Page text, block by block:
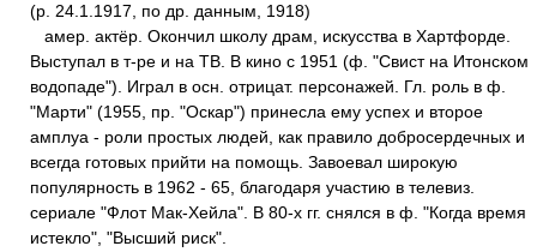
(р. 24.1.1917, по др. данным, 1918)
амер. актёр. Окончил школу драм, искусства в Хартфорде.
Выступал в т-ре и на ТВ. В кино с 1951 (ф. "Свист на Итонском
водопаде"). Играл в осн. отрицат. персонажей. Гл. роль в ф.
"Марти" (1955, пр. "Оскар") принесла ему успех и второе
амплуа - роли простых людей, как правило добросердечных и
всегда готовых прийти на помощь. Завоевал широкую
популярность в 1962 - 65, благодаря участию в телевиз.
сериале "Флот Мак-Хейла". В 80-х гг. снялся в ф. "Когда время
истекло", "Высший риск".